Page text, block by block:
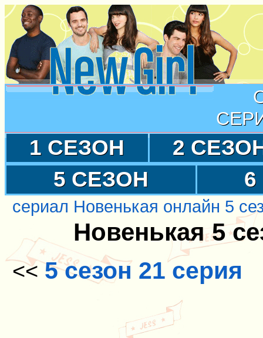
1 СЕЗОН
2
5 СЕЗОН
сериал Новенькая онлайн 5
Новенькая 5
<<5 сезон 21 серия